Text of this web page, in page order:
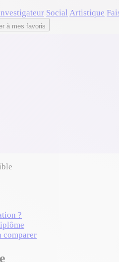
Social Artistique
à mes favoris
?
comparer